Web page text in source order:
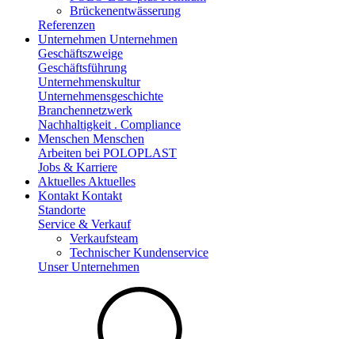
Brückenentwässerung
Referenzen
Unternehmen Unternehmen
Geschäftszweige
Geschäftsführung
Unternehmenskultur
Unternehmensgeschichte
Branchennetzwerk
Nachhaltigkeit . Compliance
Menschen Menschen
Arbeiten bei POLOPLAST
Jobs & Karriere
Aktuelles Aktuelles
Kontakt Kontakt
Standorte
Service & Verkauf
Verkaufsteam
Technischer Kundenservice
Unser Unternehmen